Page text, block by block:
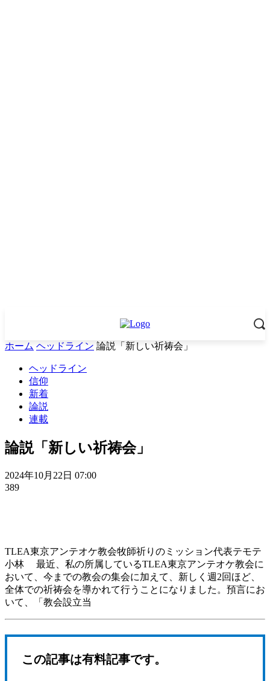
ホーム ヘッドライン 論説「新しい祈祷会」
ヘッドライン
信仰
新着
論説
連載
論説「新しい祈祷会」
2024年10月22日 07:00
389
TLEA東京アンテオケ教会牧師祈りのミッション代表テモテ
小林 最近、私の所属しているTLEA東京アンテオケ教会に
おいて、今までの教会の集会に加えて、新しく週2回ほど、
全体での祈祷会を導かれて行うことになりました。預言にお
いて、「教会設立当
この記事は有料記事です。